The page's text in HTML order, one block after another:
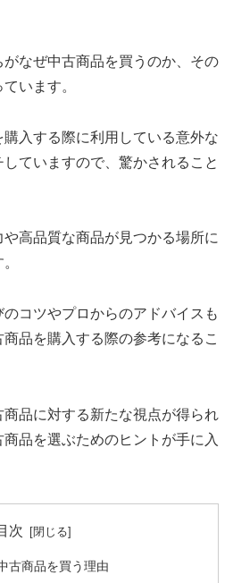
なぜ中古商品を買うのか、その
います。
入する際に利用している意外な
ていますので、驚かされること
高品質な商品が見つかる場所に
コツやプロからのアドバイスも
品を購入する際の参考になるこ
品に対する新たな視点が得られ
品を選ぶためのヒントが手に入
次
古商品を買う理由